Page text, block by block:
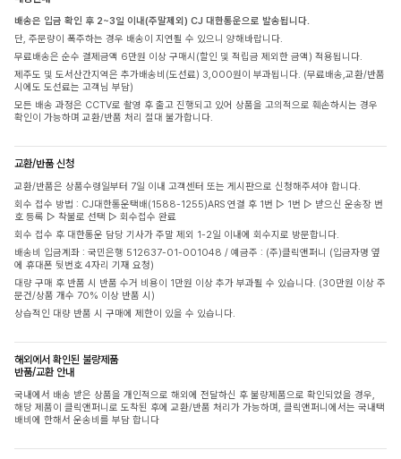
배송은 입금 확인 후 2~3일 이내(주말제외) CJ 대한통운으로 발송됩니다.
단, 주문량이 폭주하는 경우 배송이 지연될 수 있으니 양해바랍니다.
무료배송은 순수 결제금액 6만원 이상 구매시(할인 및 적립금 제외한 금액) 적용됩니다.
제주도 및 도서산간지역은 추가배송비(도선료) 3,000원이 부과됩니다. (무료배송,교환/반품
시에도 도선료는 고객님 부담)
모든 배송 과정은 CCTV로 촬영 후 출고 진행되고 있어 상품을 고의적으로 훼손하시는 경우
확인이 가능하며 교환/반품 처리 절대 불가합니다.
교환/반품 신청
교환/반품은 상품수령일부터 7일 이내 고객센터 또는 게시판으로 신청해주셔야 합니다.
회수 접수 방법 : CJ대한통운택배(1588-1255)ARS 연결 후 1번 ▷ 1번 ▷ 받으신 운송장 번
호 등록 ▷ 착불로 선택 ▷ 회수접수 완료
회수 접수 후 대한통운 담당 기사가 주말 제외 1-2일 이내에 회수지로 방문합니다.
배송비 입금계좌 : 국민은행 512637-01-001048 / 예금주 : (주)클릭앤퍼니 (입금자명 옆
에 휴대폰 뒷번호 4자리 기재 요청)
대량 구매 후 반품 시 반품 수거 비용이 1만원 이상 추가 부과될 수 있습니다. (30만원 이상 주
문건/상품 개수 70% 이상 반품 시)
상습적인 대량 반품 시 구매에 제한이 있을 수 있습니다.
해외에서 확인된 불량제품
반품/교환 안내
국내에서 배송 받은 상품을 개인적으로 해외에 전달하신 후 불량제품으로 확인되었을 경우,
해당 제품이 클릭앤퍼니로 도착된 후에 교환/반품 처리가 가능하며, 클릭앤퍼니에서는 국내택
배비에 한해서 운송비를 부담 합니다